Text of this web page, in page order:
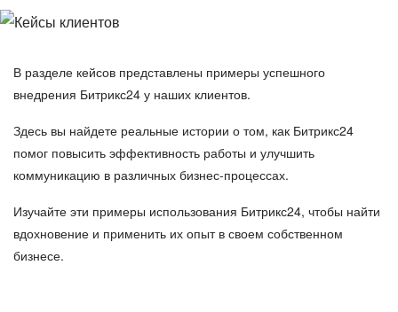
Наша экспертиза
Обучение
Битрикс24 в Беларуси
В разделе кейсов представлены примеры успешного
внедрения Битрикс24 у наших клиентов.
Здесь вы найдете реальные истории о том, как Битрикс24
помог повысить эффективность работы и улучшить
коммуникацию в различных бизнес-процессах.
Изучайте эти примеры использования Битрикс24, чтобы найти
вдохновение и применить их опыт в своем собственном
бизнесе.